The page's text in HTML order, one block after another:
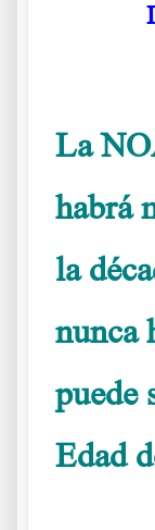
La
habrá
la
nunca
puede
Edad